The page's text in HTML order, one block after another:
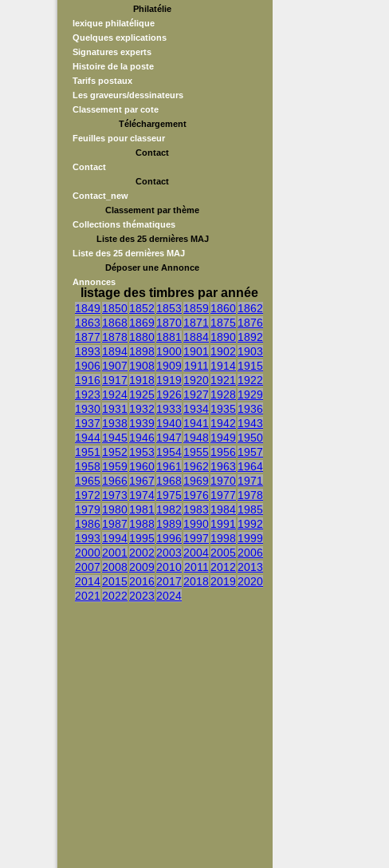
Philatélie
lexique philatélique
Quelques explications
Signatures experts
Histoire de la poste
Tarifs postaux
Les graveurs/dessinateurs
Classement par cote
Téléchargement
Feuilles pour classeur
Contact
Contact
Contact
Contact_new
Classement par thème
Collections thématiques
Liste des 25 dernières MAJ
Liste des 25 dernières MAJ
Déposer une Annonce
Annonces
listage des timbres par année
1849 18501852 1853 1859 18601862
1863 1868 1869 18701871 1875 1876
1877 1878 18801881 188418901892
1893 18941898 19001901 1902 1903
1906 1907 1908 1909 1911 19141915
1916 1917 1918 1919 19201921 1922
1923 19241925 1926 1927 1928 1929
19301931 1932 1933 19341935 1936
1937 1938 1939 19401941 1942 1943
19441945 1946 1947 1948 1949 1950
1951 1952 1953 19541955 1956 1957
1958 1959 19601961 1962 1963 1964
1965 1966 1967 1968 1969 19701971
1972 1973 19741975 1976 1977 1978
1979 19801981 1982 1983 19841985
1986 1987 1988 1989 19901991 1992
1993 19941995 1996 1997 1998 1999
20002001 2002 2003 20042005 2006
2007 2008 2009 2010 2011 2012 2013
20142015 2016 2017 2018 2019 2020
2021 2022 2023 2024